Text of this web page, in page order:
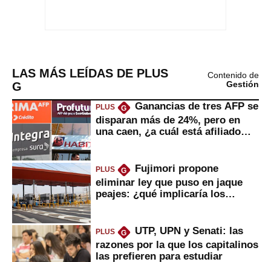
LAS MÁS LEÍDAS DE PLUS
G
Contenido de
Gestión
PLUS G
Ganancias de tres AFP se
disparan más de 24%, pero en
una caen, ¿a cuál está afiliado
PLUS G
Fujimori propone
eliminar ley que puso en jaque
peajes: ¿qué implicaría los
PLUS G
UTP, UPN y Senati: las
razones por la que los capitalinos
las prefieren para estudiar